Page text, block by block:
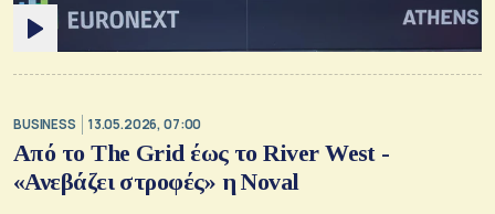
BUSINESS 13.05.2026, 07:00
Από το The Grid έως το River West -
«Ανεβάζει στροφές» η Noval